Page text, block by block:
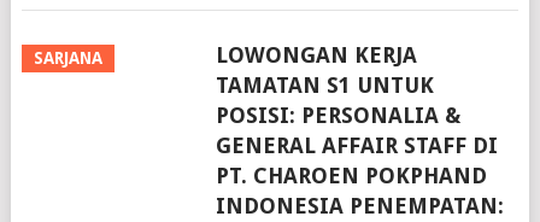
TAMATAN S1 UNTUK
POSISI: PERSONALIA &
GENERAL AFFAIR STAFF DI
PT. CHAROEN POKPHAND
INDONESIA PENEMPATAN:
MEDAN JULI 2021